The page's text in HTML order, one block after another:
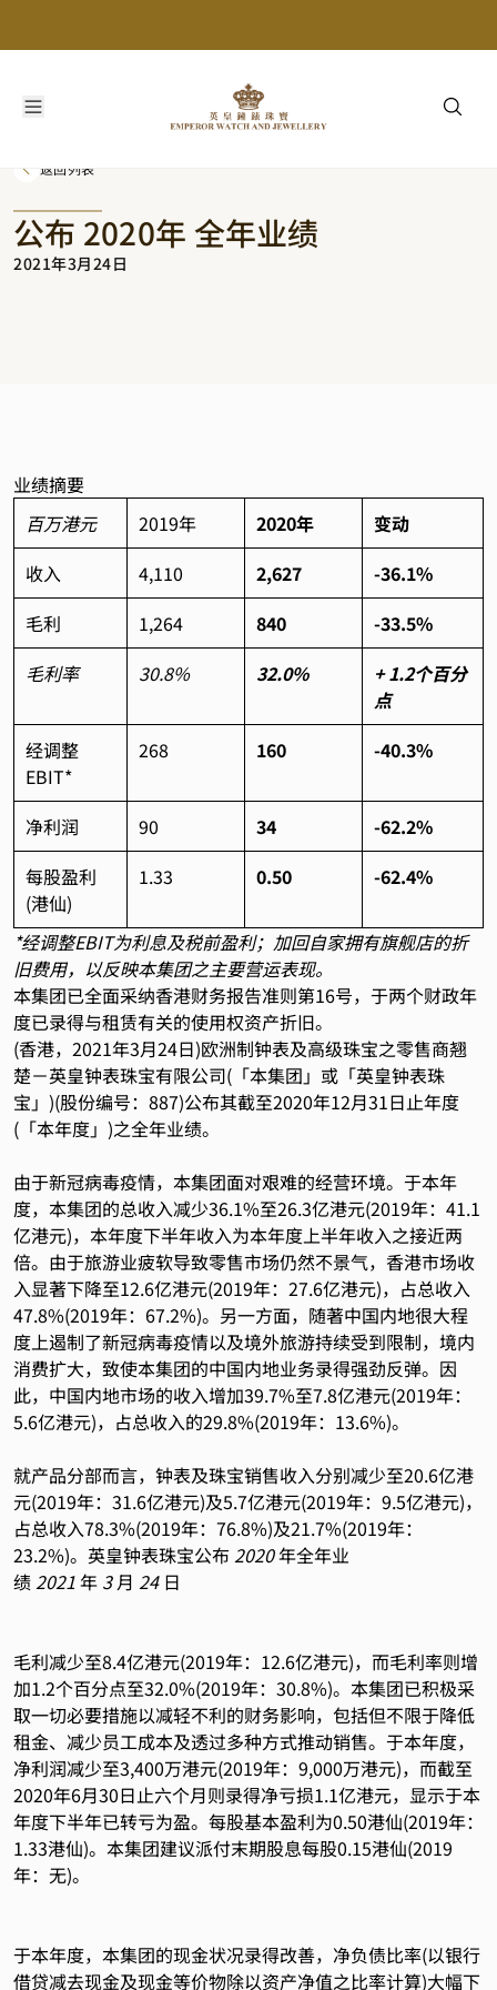
返回列表
公布 2020年 全年业绩
2021年3月24日
业绩摘要
百万港元
2019年 2020年
变动
收入
4,110 2,627
-36.1%
毛利
1,264 840
-33.5%
毛利率
30.8% 32.0%
+ 1.2个百分
点
经调整
EBIT*
268 160 -40.3%
净利润 90 34
-62.2%
每股盈利
(港仙)
1.33 0.50 -62.4%
*经调整EBIT为利息及税前盈利；加回自家拥有旗舰店的折
旧费用，以反映本集团之主要营运表现。
本集团已全面采纳香港财务报告准则第16号，于两个财政年
度已录得与租赁有关的使用权资产折旧。
(香港，2021年3月24日)欧洲制钟表及高级珠宝之零售商翘
楚－英皇钟表珠宝有限公司(「本集团」或「英皇钟表珠
宝」)(股份编号：887)公布其截至2020年12月31日止年度
(「本年度」)之全年业绩。
由于新冠病毒疫情，本集团面对艰难的经营环境。于本年
度，本集团的总收入减少36.1%至26.3亿港元(2019年：41.1
亿港元)，本年度下半年收入为本年度上半年收入之接近两
倍。由于旅游业疲软导致零售市场仍然不景气，香港市场收
入显著下降至12.6亿港元(2019年：27.6亿港元)，占总收入
47.8%(2019年：67.2%)。另一方面，随著中国内地很大程
度上遏制了新冠病毒疫情以及境外旅游持续受到限制，境内
消费扩大，致使本集团的中国内地业务录得强劲反弹。因
此，中国内地市场的收入增加39.7%至7.8亿港元(2019年：
5.6亿港元)，占总收入的29.8%(2019年：13.6%)。
就产品分部而言，钟表及珠宝销售收入分别减少至20.6亿港
元(2019年：31.6亿港元)及5.7亿港元(2019年：9.5亿港元)，
占总收入78.3%(2019年：76.8%)及21.7%(2019年：
23.2%)。英皇钟表珠宝公布 2020年全年业
绩2021年 3 月 24 日
毛利减少至8.4亿港元(2019年：12.6亿港元)，而毛利率则增
加1.2个百分点至32.0%(2019年：30.8%)。本集团已积极采
取一切必要措施以减轻不利的财务影响，包括但不限于降低
租金、减少员工成本及透过多种方式推动销售。于本年度，
净利润减少至3,400万港元(2019年：9,000万港元)，而截至
2020年6月30日止六个月则录得净亏损1.1亿港元，显示于本
年度下半年已转亏为盈。每股基本盈利为0.50港仙(2019年：
1.33港仙)。本集团建议派付末期股息每股0.15港仙(2019
年：无)。
于本年度，本集团的现金状况录得改善，净负债比率(以银行
借贷减去现金及现金等价物除以资产净值之比率计算)大幅下